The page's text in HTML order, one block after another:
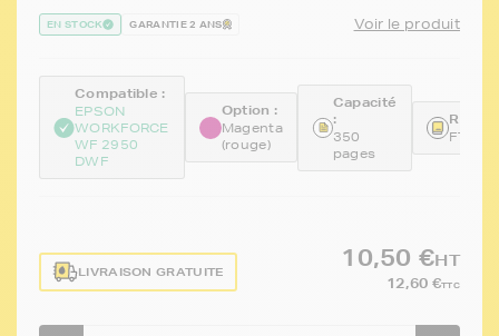
EN STOCK GARANTIE 2 ANS Voir le produit
Compatible :
EPSON
WORKFORCE
WF 2950
DWF
Option :
Magenta
(rouge)
Capacité
:
350
pages
LIVRAISON GRATUITE
10,50 €HT
12,60 €TTC